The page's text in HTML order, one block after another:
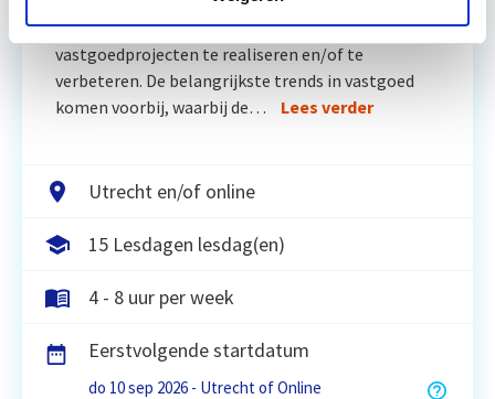
Tijdens deze opleiding leer je om integraal
vastgoedprojecten te realiseren en/of te
verbeteren. De belangrijkste trends in vastgoed
komen voorbij, waarbij de…
Lees verder
Utrecht en/of online
15 Lesdagen lesdag(en)
4 - 8 uur per week
Eerstvolgende startdatum
do 10 sep 2026 - Utrecht of Online